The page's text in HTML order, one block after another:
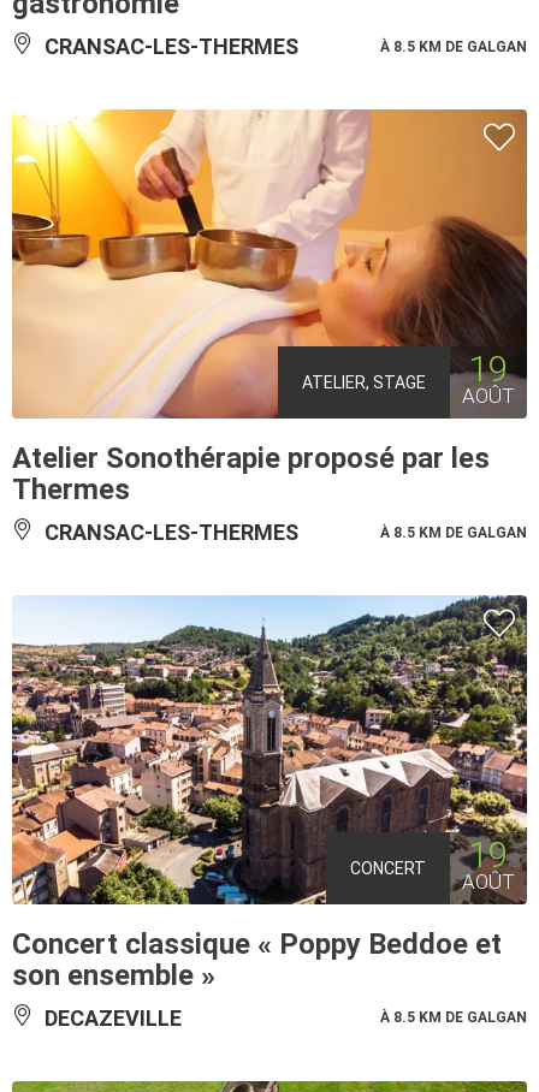
CRANSAC-LES-THERMES À 8.5 KM DE GALGAN
ATELIER, STAGE 19
AOÛT
Atelier Sonothérapie proposé par les
Thermes
CRANSAC-LES-THERMES À 8.5 KM DE GALGAN
CONCERT 19
AOÛT
Concert classique « Poppy Beddoe et
son ensemble »
DECAZEVILLE À 8.5 KM DE GALGAN